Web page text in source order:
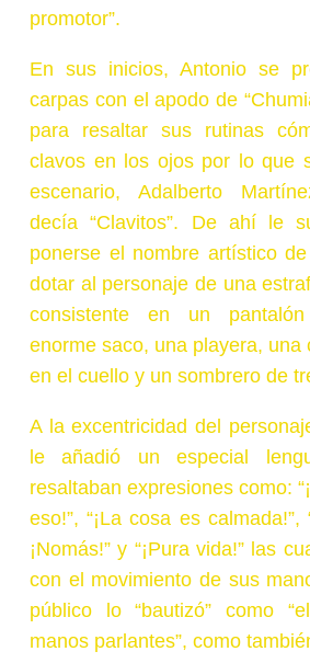
promotor”.
En sus inicios, Antonio se
carpas con el apodo de
para resaltar sus rutinas
clavos en los ojos por lo que
escenario, Adalberto
decía “Clavitos”. De ahí le
ponerse el nombre artístico de
dotar al personaje de una
consistente en un
enorme saco, una playera, una
en el cuello y un sombrero de
A la excentricidad del
le añadió un especial
resaltaban expresiones como:
eso!”, “¡La cosa es calmada!”,
¡Nomás!” y “¡Pura vida!” las
con el movimiento de sus
público lo “bautizó” como
manos parlantes”, como